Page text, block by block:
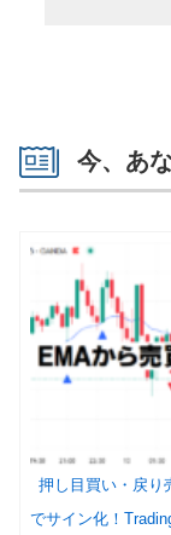
今、あ
押し目買い・戻り
でサイン化！